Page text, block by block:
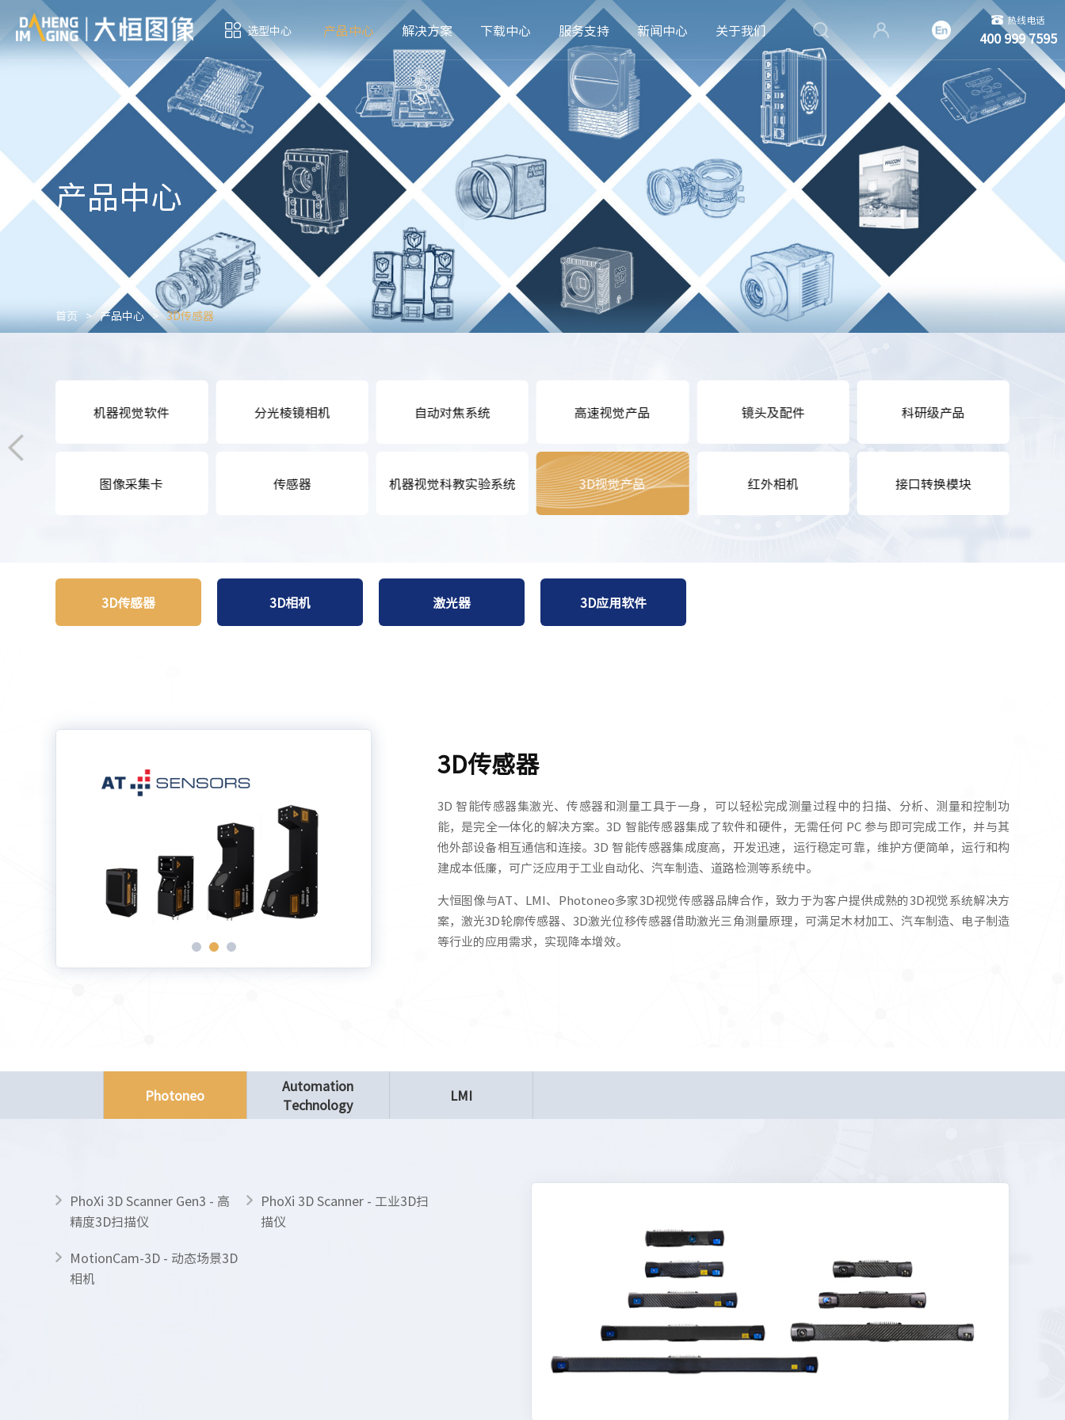
选型中心 产品中心 解决方案 下载中心 服务支持 新闻中心 关于我们
热线电话
400 999 7595
产品中心
首页 > 产品中心 > 3D传感器
机器视觉软件
图像采集卡
分光棱镜相机
传感器
自动对焦系统
机器视觉科教实验系统
高速视觉产品
3D视觉产品
镜头及配件
红外相机
科研级产品
接口转换模块
3D传感器 3D相机 激光器 3D应用软件
3D传感器
3D 智能传感器集激光、传感器和测量工具于一身，可以轻松完成测量过程中的扫描、分析、测量和控制功
能，是完全一体化的解决方案。3D 智能传感器集成了软件和硬件，无需任何 PC 参与即可完成工作，并与其
他外部设备相互通信和连接。3D 智能传感器集成度高，开发迅速，运行稳定可靠，维护方便简单，运行和构
建成本低廉，可广泛应用于工业自动化、汽车制造、道路检测等系统中。
大恒图像与AT、LMI、 Photoneo多家3D视觉传感器品牌合作，致力于为客户提供成熟的3D视觉系统解决方
案，激光3D轮廓传感器、3D激光位移传感器借助激光三角测量原理，可满足木材加工、汽车制造、电子制造
等行业的应用需求，实现降本增效。
Photoneo
Automation
Technology
LMI
PhoXi 3D Scanner Gen3 - 高
精度3D扫描仪
PhoXi 3D Scanner - 工业3D扫
描仪
MotionCam-3D - 动态场景3D
相机